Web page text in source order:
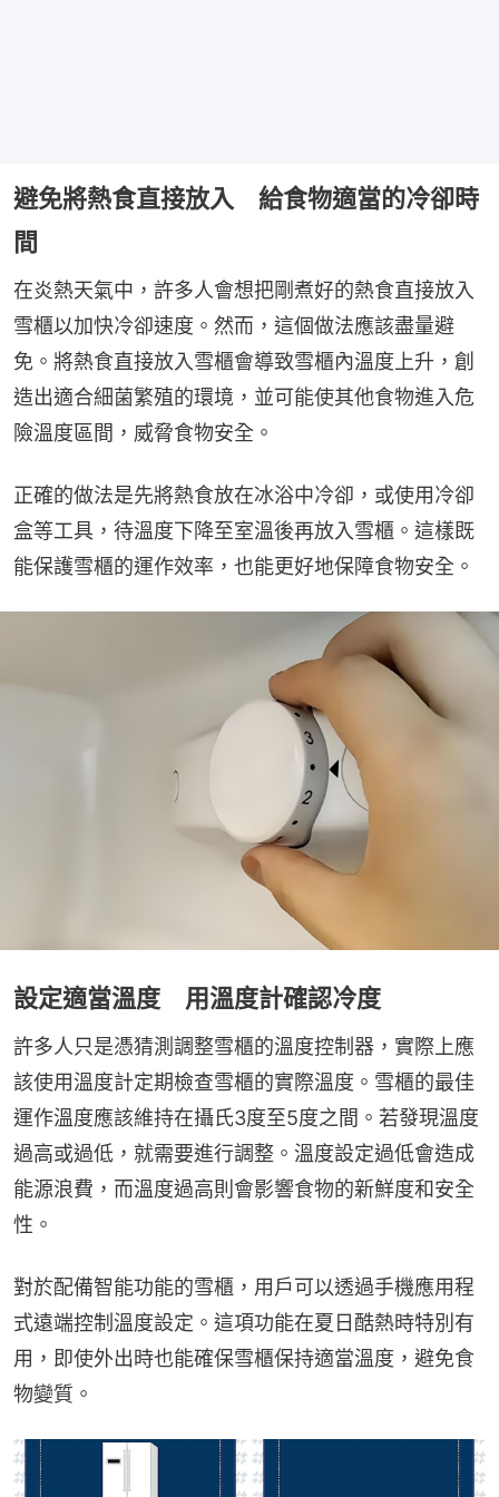
避免將熱食直接放入 給食物適當的冷卻時
間
在炎熱天氣中，許多人會想把剛煮好的熱食直接放入
雪櫃以加快冷卻速度。然而，這個做法應該盡量避
免。將熱食直接放入雪櫃會導致雪櫃內溫度上升，創
造出適合細菌繁殖的環境，並可能使其他食物進入危
險溫度區間，威脅食物安全。
正確的做法是先將熱食放在冰浴中冷卻，或使用冷卻
盒等工具，待溫度下降至室溫後再放入雪櫃。這樣既
能保護雪櫃的運作效率，也能更好地保障食物安全。
設定適當溫度 用溫度計確認冷度
許多人只是憑猜測調整雪櫃的溫度控制器，實際上應
該使用溫度計定期檢查雪櫃的實際溫度。雪櫃的最佳
運作溫度應該維持在攝氏3度至5度之間。若發現溫度
過高或過低，就需要進行調整。溫度設定過低會造成
能源浪費，而溫度過高則會影響食物的新鮮度和安全
性。
對於配備智能功能的雪櫃，用戶可以透過手機應用程
式遠端控制溫度設定。這項功能在夏日酷熱時特別有
用，即使外出時也能確保雪櫃保持適當溫度，避免食
物變質。